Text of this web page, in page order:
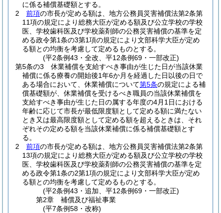
に係る補償基礎額とする。
2
前項の市長が定める額は、地方公務員災害補償法第2条第
11項の規定により総務大臣が定める額及び公立学校の学校
医、学校歯科医及び学校薬剤師の公務災害補償の基準を定
める政令第1条の3第1項の規定により文部科学大臣が定め
る額との均衡を考慮して定めるものとする。
(平2条例43・全改、平12条例69・一部改正)
第5条の3
休業補償を支給すべき事由が生じた日が当該休業
補償に係る療養の開始後1年6か月を経過した日以後の日で
ある場合において、休業補償について第5条の規定による補
償基礎額が、休業補償を受けるべき職員の当該休業補償を
支給すべき事由が生じた日の属する年度の4月1日における
年齢に応じて市長が最低限度額として定める額に満たない
とき又は最高限度額として定める額を超えるときは、それ
ぞれその定める額を当該休業補償に係る補償基礎額とす
る。
2
前項の市長が定める額は、地方公務員災害補償法第2条第
13項の規定により総務大臣が定める額及び公立学校の学校
医、学校歯科医及び学校薬剤師の公務災害補償の基準を定
める政令第1条の2第1項の規定により文部科学大臣が定め
る額との均衡を考慮して定めるものとする。
(平2条例43・追加、平12条例69・一部改正)
第2章
補償及び福祉事業
(平7条例58・改称)